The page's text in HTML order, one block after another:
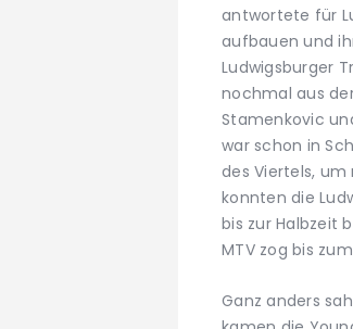
antwortete für
aufbauen und
Ludwigsburger
nochmal aus
Stamenkovic
war schon in
des Viertels,
konnten die
bis zur Halbzeit
MTV zog bis
Ganz anders